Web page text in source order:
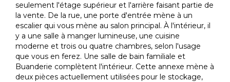
seulement l'étage supérieur et l'arrière faisant partie de
la vente. De la rue, une porte d'entrée mène à un
escalier qui vous mène au salon principal. À l'intérieur, il
y a une salle à manger lumineuse, une cuisine
moderne et trois ou quatre chambres, selon l'usage
que vous en ferez. Une salle de bain familiale et
Buanderie complètent l'intérieur. Cette annexe mène à
deux pièces actuellement utilisées pour le stockage,